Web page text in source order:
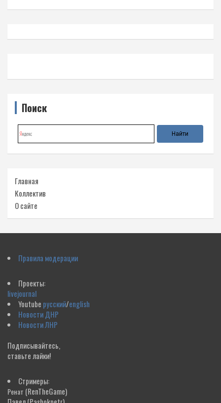
Поиск
Главная
Коллектив
О сайте
Правила модерации
Проекты:
livejournal
Youtube русский/english
Новости ДНР
Новости ЛНР
Подписывайтесь,
ставьте лайки!
Стримеры:
Ренат (RenTheGame)